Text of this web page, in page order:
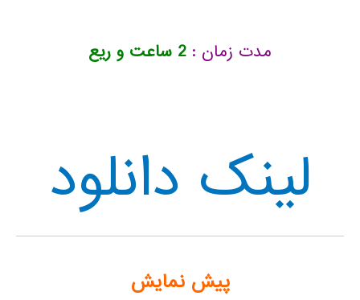
مدت زمان : 2 ساعت و ریع
لینک دانلود
پیش نمایش